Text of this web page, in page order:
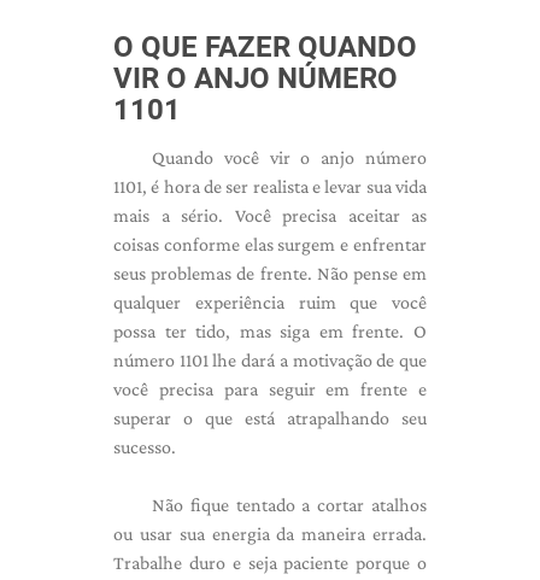
O QUE FAZER QUANDO
VIR O ANJO NÚMERO
1101
Quando você vir o anjo número
1101, é hora de ser realista e levar sua vida
mais a sério. Você precisa aceitar as
coisas conforme elas surgem e enfrentar
seus problemas de frente. Não pense em
qualquer experiência ruim que você
possa ter tido, mas siga em frente. O
número 1101 lhe dará a motivação de que
você precisa para seguir em frente e
superar o que está atrapalhando seu
sucesso.
Não fique tentado a cortar atalhos
ou usar sua energia da maneira errada.
Trabalhe duro e seja paciente porque o